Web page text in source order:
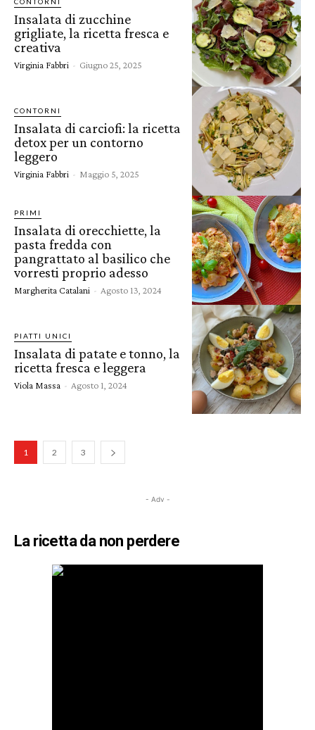
Insalata di zucchine
grigliate, la ricetta fresca e
creativa
Virginia Fabbri - Giugno 25, 2025
CONTORNI
Insalata di carciofi: la ricetta
detox per un contorno
leggero
Virginia Fabbri - Maggio 5, 2025
PRIMI
Insalata di orecchiette, la
pasta fredda con
pangrattato al basilico che
vorresti proprio adesso
Margherita Catalani - Agosto 13, 2024
PIATTI UNICI
Insalata di patate e tonno, la
ricetta fresca e leggera
Viola Massa - Agosto 1, 2024
1 2 3
- Adv -
La ricetta da non perdere